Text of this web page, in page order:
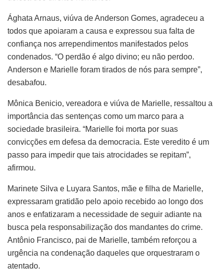
Ághata Arnaus, viúva de Anderson Gomes, agradeceu a
todos que apoiaram a causa e expressou sua falta de
confiança nos arrependimentos manifestados pelos
condenados. “O perdão é algo divino; eu não perdoo.
Anderson e Marielle foram tirados de nós para sempre”,
desabafou.
Mônica Benicio, vereadora e viúva de Marielle, ressaltou a
importância das sentenças como um marco para a
sociedade brasileira. “Marielle foi morta por suas
convicções em defesa da democracia. Este veredito é um
passo para impedir que tais atrocidades se repitam”,
afirmou.
Marinete Silva e Luyara Santos, mãe e filha de Marielle,
expressaram gratidão pelo apoio recebido ao longo dos
anos e enfatizaram a necessidade de seguir adiante na
busca pela responsabilização dos mandantes do crime.
Antônio Francisco, pai de Marielle, também reforçou a
urgência na condenação daqueles que orquestraram o
atentado.